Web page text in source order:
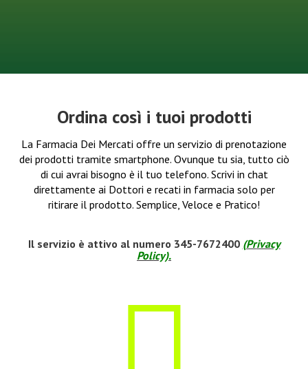
Ordina così i tuoi prodotti
La Farmacia Dei Mercati offre un servizio di prenotazione
dei prodotti tramite smartphone. Ovunque tu sia, tutto ciò
di cui avrai bisogno è il tuo telefono. Scrivi in chat
direttamente ai Dottori e recati in farmacia solo per
ritirare il prodotto. Semplice, Veloce e Pratico!
Il servizio è attivo al numero 345-7672400 (Privacy
Policy).